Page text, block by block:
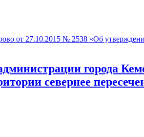
от 27.10.2015 № 2538 «Об
города
севернее